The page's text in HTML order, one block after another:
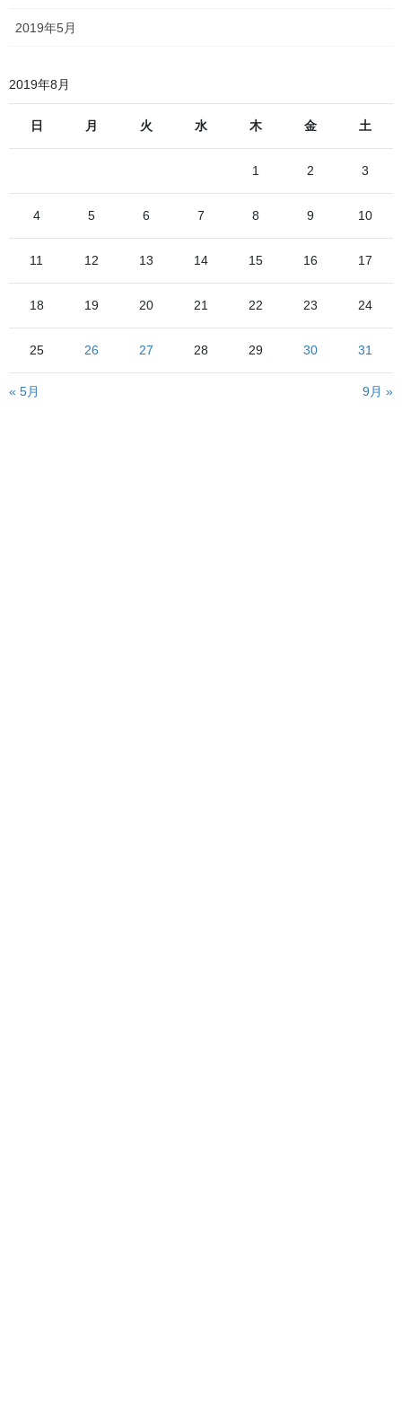
2019年5月
2019年8月
日 月 火 水 木 金 土
1 2 3
4 5 6 7 8 9 10
11 12 13 14 15 16 17
18 19 20 21 22 23 24
25 26 27 28 29 30 31
« 5月 9月 »